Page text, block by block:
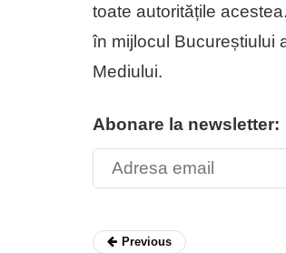
toate autoritățile
în mijlocul Bucureștiului
Mediului.
Abonare la newsletter:
Previous